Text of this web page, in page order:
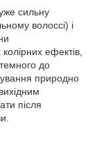
сильну
волоссі) і
ефектів,
до
природно
після